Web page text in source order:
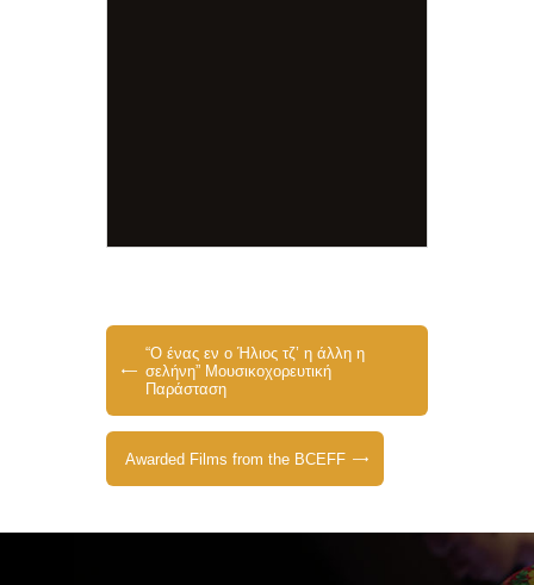
“Ο ένας εν ο Ήλιος τζ’ η άλλη η
σελήνη” Μουσικοχορευτική
Παράσταση
Awarded Films from the BCEFF